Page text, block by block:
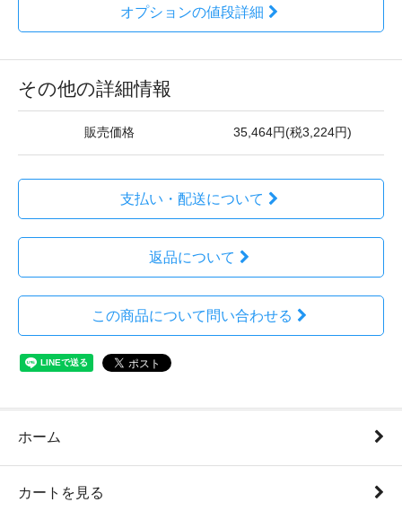
オプションの値段詳細
その他の詳細情報
販売価格 35,464円(税3,224円)
支払い・配送について
返品について
この商品について問い合わせる
ホーム
カートを見る